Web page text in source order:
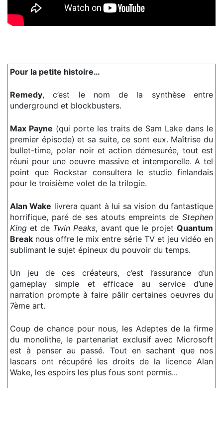
Pour la petite histoire…
Remedy, c’est le nom de la synthèse entre
underground et blockbusters.
Max Payne (qui porte les traits de Sam Lake dans le
premier épisode) et sa suite, ce sont eux. Maîtrise du
bullet-time, polar noir et action démesurée, tout est
réuni pour une oeuvre massive et intemporelle. A tel
point que Rockstar consultera le studio finlandais
pour le troisième volet de la trilogie.
Alan Wake livrera quant à lui sa vision du fantastique
horrifique, paré de ses atouts empreints de Stephen
Kinget de Twin Peaks, avant que le projetQuantum
Break nous offre le mix entre série TV et jeu vidéo en
sublimant le sujet épineux du pouvoir du temps.
Un jeu de ces créateurs, c’est l’assurance d’un
gameplay simple et efficace au service d’une
narration prompte à faire pâlir certaines oeuvres du
7ème art.
Coup de chance pour nous, les Adeptes de la firme
du monolithe, le partenariat exclusif avec Microsoft
est à penser au passé. Tout en sachant que nos
lascars ont récupéré les droits de la licence Alan
Wake, les espoirs les plus fous sont permis...